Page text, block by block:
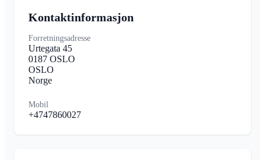
Kontaktinformasjon
Forretningsadresse
Urtegata 45
0187 OSLO
OSLO
Norge
Mobil
+4747860027